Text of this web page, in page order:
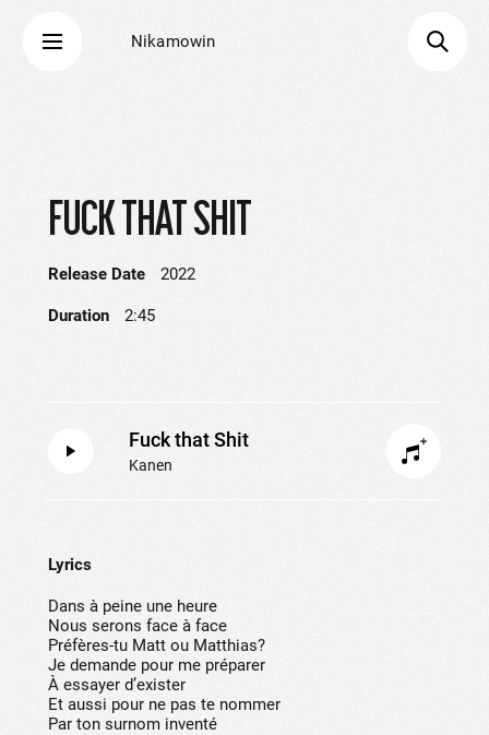
Nikamowin
FUCK THAT SHIT
Release Date 2022
Duration 2:45
Fuck that Shit
Kanen
Lyrics
Dans à peine une heure
Nous serons face à face
Préfères-tu Matt ou Matthias?
Je demande pour me préparer
À essayer d’exister
Et aussi pour ne pas te nommer
Par ton surnom inventé